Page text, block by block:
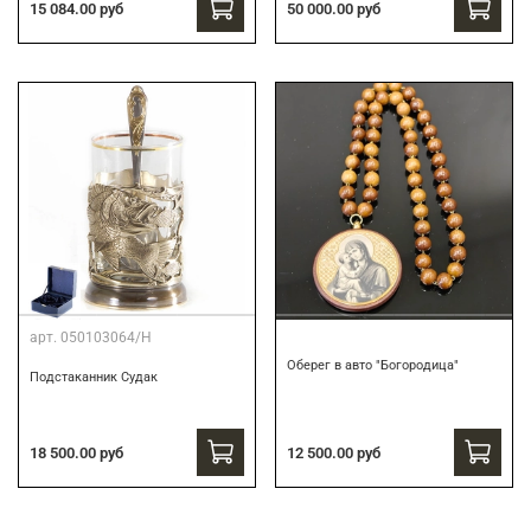
15 084.00 руб 50 000.00 руб
арт. 050103064/Н
Подстаканник Судак
18 500.00 руб
Оберег в авто "Богородица"
12 500.00 руб